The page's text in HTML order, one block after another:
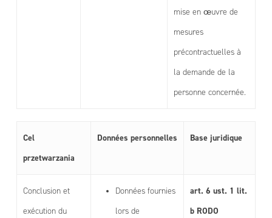
mise en œuvre de
mesures
précontractuelles à
la demande de la
personne concernée.
Cel
przetwarzania
Données personnelles Base juridique
Conclusion et
exécution du
Données fournies
lors de
art. 6 ust. 1 lit.
b RODO